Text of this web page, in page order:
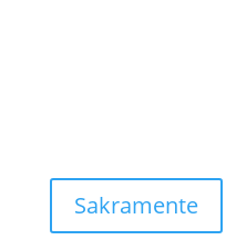
Sakramente